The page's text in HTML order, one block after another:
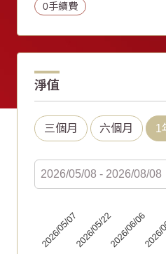
0手續費
淨值
三個月 六個月 1
Line chart with 91 data
2026/05/072026/05/222026/06/06